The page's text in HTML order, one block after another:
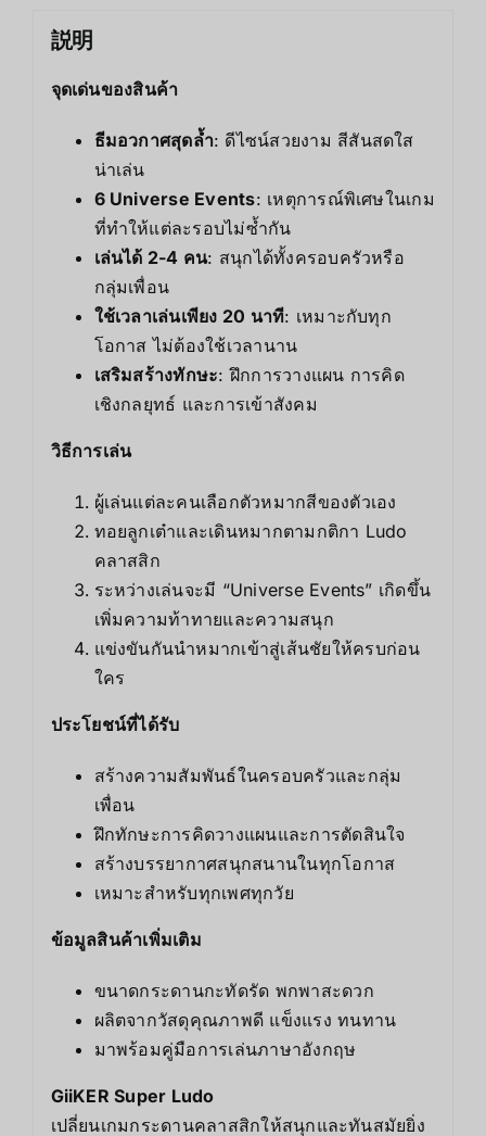
説明
จุดเด่นของสินค้า
ธีมอวกาศสุดล้ำ: ดีไซน์สวยงาม สีสันสดใส
น่าเล่น
6 Universe Events: เหตุการณ์พิเศษในเกม
ที่ทำให้แต่ละรอบไม่ซ้ำกัน
เล่นได้ 2-4 คน: สนุกได้ทั้งครอบครัวหรือ
กลุ่มเพื่อน
ใช้เวลาเล่นเพียง 20 นาที: เหมาะกับทุก
โอกาส ไม่ต้องใช้เวลานาน
เสริมสร้างทักษะ: ฝึกการวางแผน การคิด
เชิงกลยุทธ์ และการเข้าสังคม
วิธีการเล่น
ผู้เล่นแต่ละคนเลือกตัวหมากสีของตัวเอง
ทอยลูกเต๋าและเดินหมากตามกติกา Ludo
คลาสสิก
ระหว่างเล่นจะมี “Universe Events” เกิดขึ้น
เพิ่มความท้าทายและความสนุก
แข่งขันกันนำหมากเข้าสู่เส้นชัยให้ครบก่อน
ใคร
ประโยชน์ที่ได้รับ
สร้างความสัมพันธ์ในครอบครัวและกลุ่ม
เพื่อน
ฝึกทักษะการคิดวางแผนและการตัดสินใจ
สร้างบรรยากาศสนุกสนานในทุกโอกาส
เหมาะสำหรับทุกเพศทุกวัย
ข้อมูลสินค้าเพิ่มเติม
ขนาดกระดานกะทัดรัด พกพาสะดวก
ผลิตจากวัสดุคุณภาพดี แข็งแรง ทนทาน
มาพร้อมคู่มือการเล่นภาษาอังกฤษ
GiiKER Super Ludo
เปลี่ยนเกมกระดานคลาสสิกให้สนุกและทันสมัยยิ่ง